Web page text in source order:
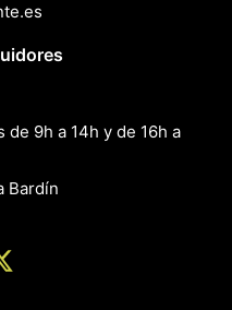
9h a 14h y de 16h a
Bardín